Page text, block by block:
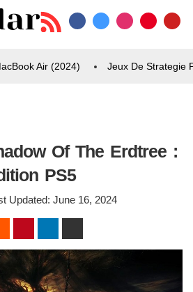
Air (2024) Jeux De Strategie
Of The Erdtree :
PS5
Updated: June 16, 2024